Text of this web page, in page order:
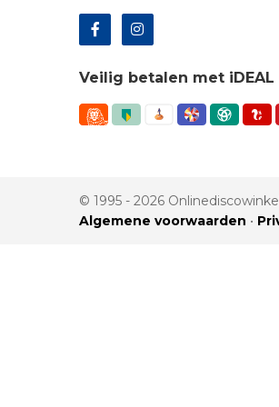
Veilig betalen met iDEAL
© 1995 - 2026
Algemene voorwaarden •